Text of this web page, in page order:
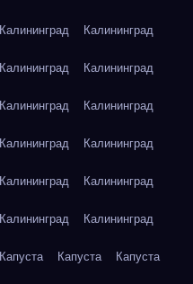
Калининград Калининград
Калининград Калининград
Калининград Калининград
Калининград Калининград
Калининград Калининград
Калининград Калининград
Капуста Капуста Капуста